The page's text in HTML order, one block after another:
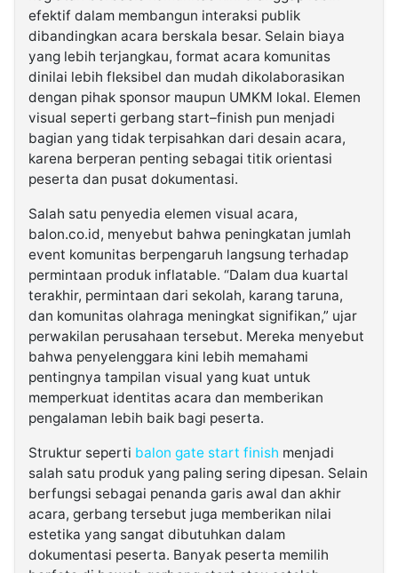
efektif dalam membangun interaksi publik
dibandingkan acara berskala besar. Selain biaya
yang lebih terjangkau, format acara komunitas
dinilai lebih fleksibel dan mudah dikolaborasikan
dengan pihak sponsor maupun UMKM lokal. Elemen
visual seperti gerbang start–finish pun menjadi
bagian yang tidak terpisahkan dari desain acara,
karena berperan penting sebagai titik orientasi
peserta dan pusat dokumentasi.
Salah satu penyedia elemen visual acara,
balon.co.id, menyebut bahwa peningkatan jumlah
event komunitas berpengaruh langsung terhadap
permintaan produk inflatable. “Dalam dua kuartal
terakhir, permintaan dari sekolah, karang taruna,
dan komunitas olahraga meningkat signifikan,” ujar
perwakilan perusahaan tersebut. Mereka menyebut
bahwa penyelenggara kini lebih memahami
pentingnya tampilan visual yang kuat untuk
memperkuat identitas acara dan memberikan
pengalaman lebih baik bagi peserta.
Struktur seperti balon gate start finish menjadi
salah satu produk yang paling sering dipesan. Selain
berfungsi sebagai penanda garis awal dan akhir
acara, gerbang tersebut juga memberikan nilai
estetika yang sangat dibutuhkan dalam
dokumentasi peserta. Banyak peserta memilih